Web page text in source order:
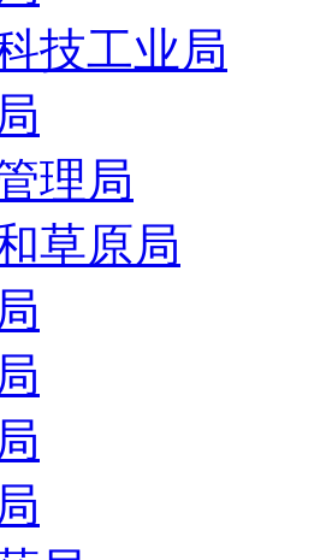
技工业局
理局
草原局